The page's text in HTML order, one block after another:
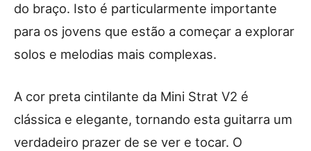
do braço. Isto é particularmente importante
para os jovens que estão a começar a explorar
solos e melodias mais complexas.
A cor preta cintilante da Mini Strat V2 é
clássica e elegante, tornando esta guitarra um
verdadeiro prazer de se ver e tocar. O